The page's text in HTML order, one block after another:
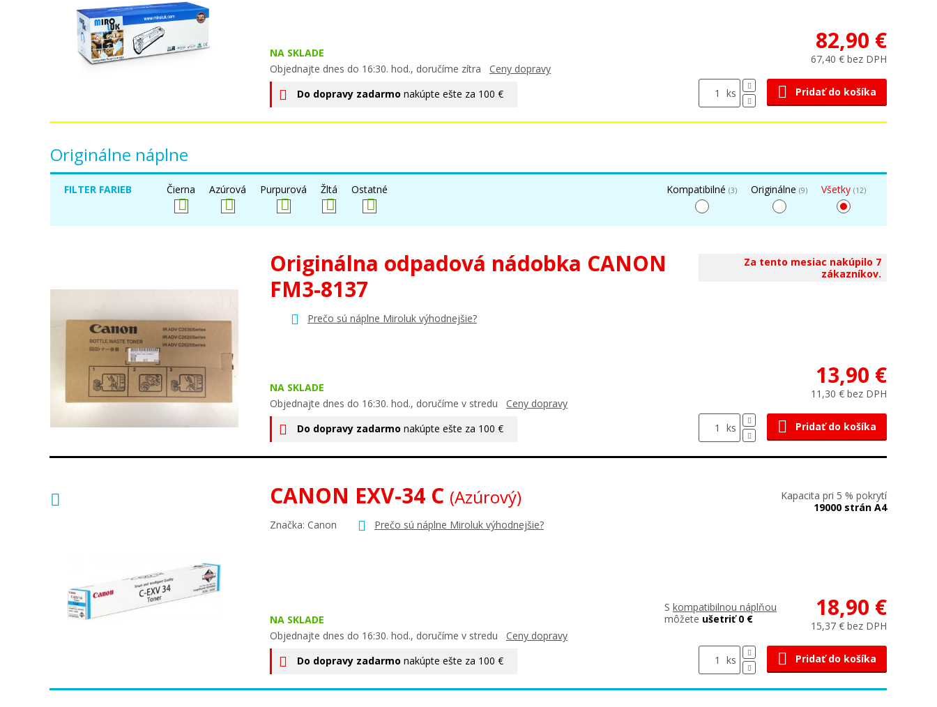
NA SKLADE
Objednajte dnes do 16:30. hod., doručíme zítra Ceny dopravy
Do dopravy zadarmo nakúpte ešte za 100 €
82,90 €
67,40 € bez DPH
ks Pridať do košíka
Originálne náplne
FILTER FARIEB Čierna Azúrová Purpurová Žltá Ostatné Kompatibilné (3) Originálne (9) Všetky (12)
Originálna odpadová nádobka CANON
FM3-8137
Prečo sú náplne Miroluk výhodnejšie?
NA SKLADE
Objednajte dnes do 16:30. hod., doručíme v stredu Ceny dopravy
Do dopravy zadarmo nakúpte ešte za 100 €
Za tento mesiac nakúpilo 7
zákazníkov.
13,90 €
11,30 € bez DPH
ks Pridať do košíka
CANON EXV-34 C (Azúrový)
Značka: Canon Prečo sú náplne Miroluk výhodnejšie?
NA SKLADE
Objednajte dnes do 16:30. hod., doručíme v stredu Ceny dopravy
Do dopravy zadarmo nakúpte ešte za 100 €
Kapacita pri 5 % pokrytí
19000 strán A4
S kompatibilnou náplňou
môžete ušetriť 0 € 18,90 €
15,37 € bez DPH
ks Pridať do košíka